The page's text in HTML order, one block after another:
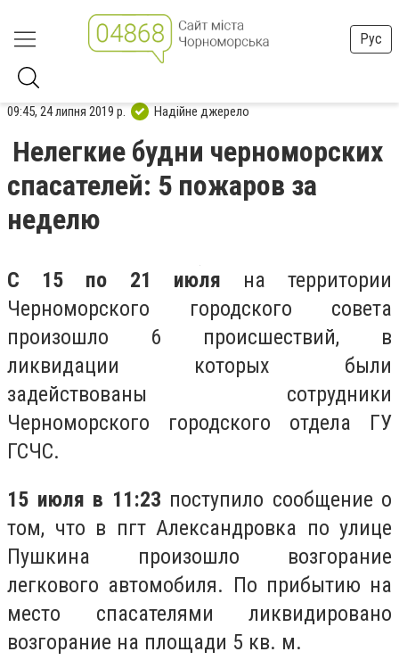
Рус
09:45, 24 липня 2019 р. Надійне джерело
Нелегкие будни черноморских
спасателей: 5 пожаров за
неделю
С 15 по 21 июля на территории
Черноморского городского совета
произошло 6 происшествий, в
ликвидации которых были
задействованы сотрудники
Черноморского городского отдела ГУ
ГСЧС.
15 июля в 11:23 поступило сообщение о
том, что в пгт Александровка по улице
Пушкина произошло возгорание
легкового автомобиля. По прибытию на
место спасателями ликвидировано
возгорание на площади 5 кв. м.